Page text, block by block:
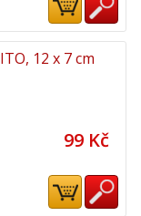
12 x 7 cm
99 Kč